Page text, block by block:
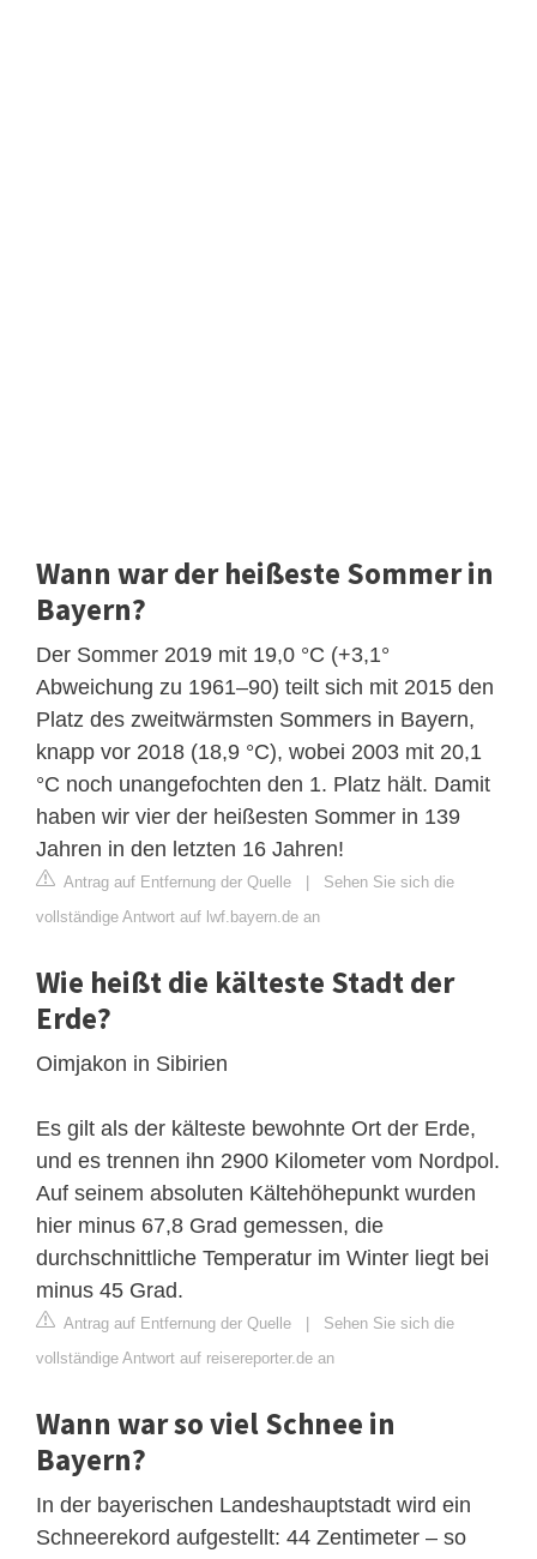
Wann war der heißeste Sommer in
Bayern?
Der Sommer 2019 mit 19,0 °C (+3,1°
Abweichung zu 1961–90) teilt sich mit 2015 den
Platz des zweitwärmsten Sommers in Bayern,
knapp vor 2018 (18,9 °C), wobei 2003 mit 20,1
°C noch unangefochten den 1. Platz hält. Damit
haben wir vier der heißesten Sommer in 139
Jahren in den letzten 16 Jahren!
Antrag auf Entfernung der Quelle | Sehen Sie sich die
vollständige Antwort auf lwf.bayern.de an
Wie heißt die kälteste Stadt der
Erde?
Oimjakon in Sibirien
Es gilt als der kälteste bewohnte Ort der Erde,
und es trennen ihn 2900 Kilometer vom Nordpol.
Auf seinem absoluten Kältehöhepunkt wurden
hier minus 67,8 Grad gemessen, die
durchschnittliche Temperatur im Winter liegt bei
minus 45 Grad.
Antrag auf Entfernung der Quelle | Sehen Sie sich die
vollständige Antwort auf reisereporter.de an
Wann war so viel Schnee in
Bayern?
In der bayerischen Landeshauptstadt wird ein
Schneerekord aufgestellt: 44 Zentimeter – so